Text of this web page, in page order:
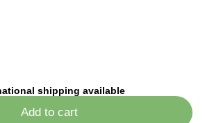
shipping available
Add to cart